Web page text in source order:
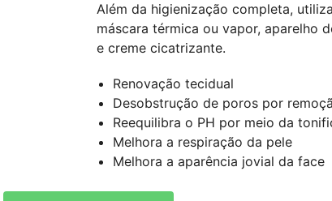
Além da higienização completa,
máscara térmica ou vapor, aparelho
e creme cicatrizante.
Renovação tecidual
Desobstrução de poros por
Reequilibra o PH por meio da
Melhora a respiração da pele
Melhora a aparência jovial da face